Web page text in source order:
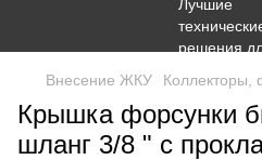
Внесение ЖКУ Коллекторы,
Крышка форсунки
шланг 3/8 " с